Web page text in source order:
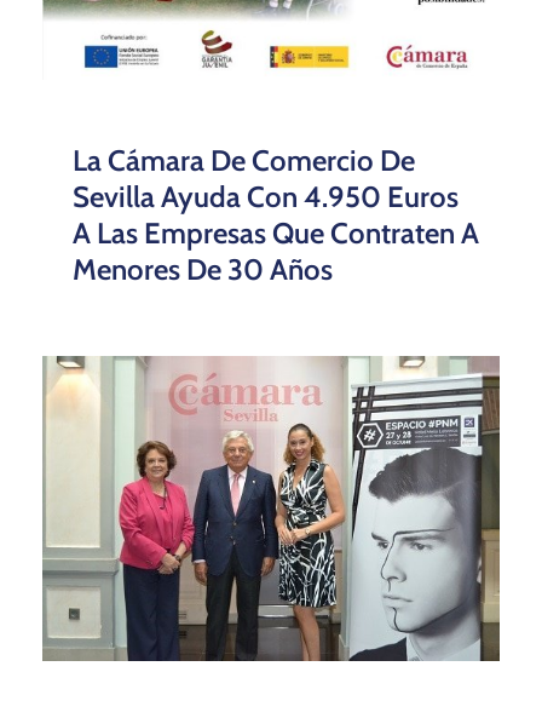
La Cámara De Comercio De
Sevilla Ayuda Con 4.950 Euros
A Las Empresas Que Contraten A
Menores De 30 Años